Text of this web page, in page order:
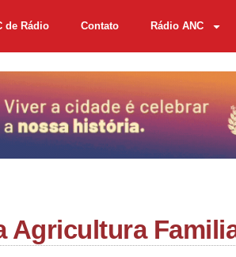
de Rádio Contato Rádio ANC
Agricultura